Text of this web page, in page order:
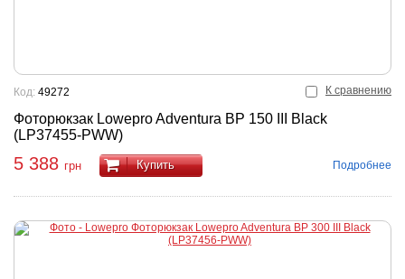
К сравнению
Фоторюкзак Lowepro Adventura BP 150 III Black
(LP37455-PWW)
Код: 49272
5 388 грн Купить Подробнее